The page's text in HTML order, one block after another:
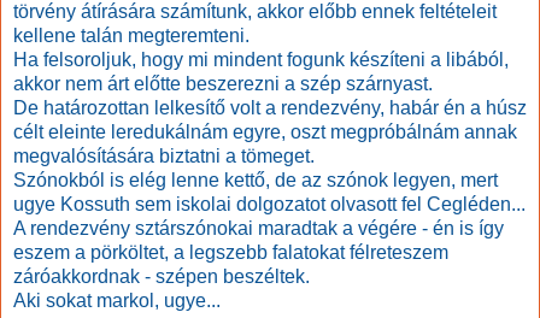
törvény átírására számítunk, akkor előbb ennek feltételeit
kellene talán megteremteni.
Ha felsoroljuk, hogy mi mindent fogunk készíteni a libából,
akkor nem árt előtte beszerezni a szép szárnyast.
De határozottan lelkesítő volt a rendezvény, habár én a húsz
célt eleinte leredukálnám egyre, oszt megpróbálnám annak
megvalósítására biztatni a tömeget.
Szónokból is elég lenne kettő, de az szónok legyen, mert
ugye Kossuth sem iskolai dolgozatot olvasott fel Cegléden...
A rendezvény sztárszónokai maradtak a végére - én is így
eszem a pörköltet, a legszebb falatokat félreteszem
záróakkordnak - szépen beszéltek.
Aki sokat markol, ugye...